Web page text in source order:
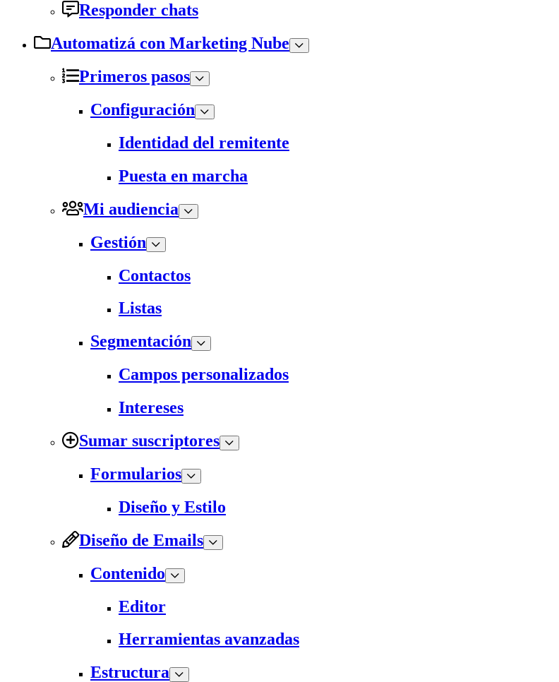
Responder chats
Automatizá con Marketing Nube
Primeros pasos
Configuración
Identidad del remitente
Puesta en marcha
Mi audiencia
Gestión
Contactos
Listas
Segmentación
Campos personalizados
Intereses
Sumar suscriptores
Formularios
Diseño y Estilo
Diseño de Emails
Contenido
Editor
Herramientas avanzadas
Estructura